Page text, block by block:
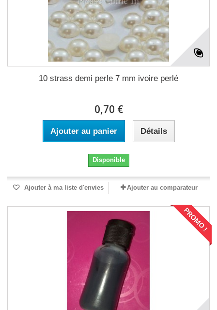
10 strass demi perle 7 mm ivoire perlé
0,70 €
Ajouter au panier Détails
Disponible
Ajouter à ma liste d'envies Ajouter au comparateur
PROMO !